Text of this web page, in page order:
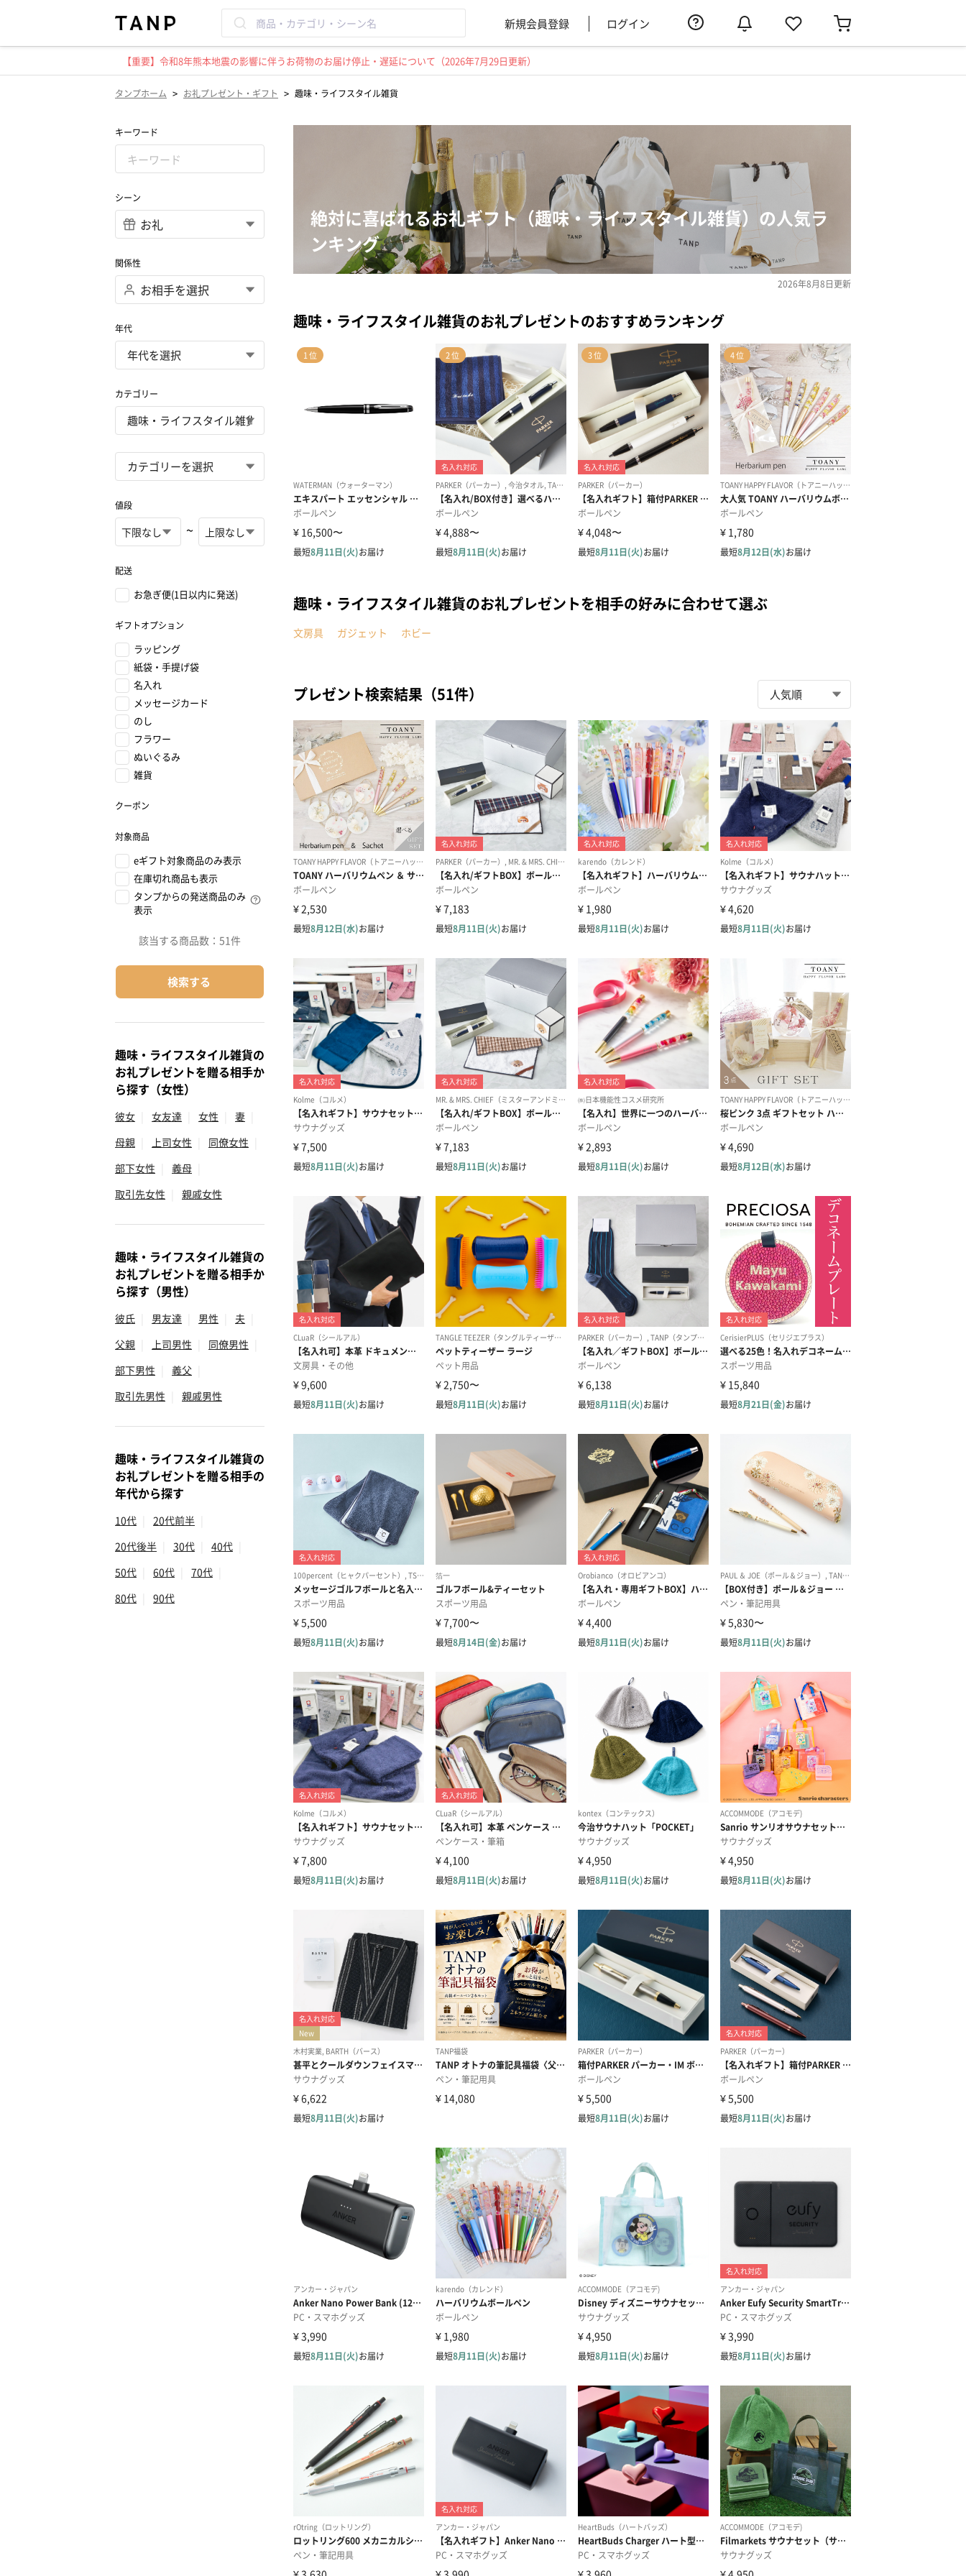
新規会員登録 ログイン
【重要】令和8年熊本地震の影響に伴うお荷物のお届け停止・遅延について（2026年7月29日更新）
タンプホーム > お礼プレゼント・ギフト > 趣味・ライフスタイル雑貨
キーワード
シーン
関係性
年代
カテゴリー
値段
~
配送
お急ぎ便(1日以内に発送)
ギフトオプション
ラッピング
紙袋・手提げ袋
名入れ
メッセージカード
のし
フラワー
ぬいぐるみ
雑貨
クーポン
対象商品
eギフト対象商品のみ表示
在庫切れ商品も表示
タンプからの発送商品のみ
表示
該当する商品数： 51件
検索する
趣味・ライフスタイル雑貨の
お礼プレゼントを贈る相手か
ら探す（女性）
彼女 女友達 女性 妻
母親
上司女性 同僚女性
部下女性
義母
取引先女性
親戚女性
趣味・ライフスタイル雑貨の
お礼プレゼントを贈る相手か
ら探す（男性）
彼氏 男友達 男性 夫
父親
上司男性 同僚男性
部下男性
義父
取引先男性
親戚男性
趣味・ライフスタイル雑貨の
お礼プレゼントを贈る相手の
年代から探す
10代 20代前半
20代後半
30代 40代
50代
60代 70代
80代
90代
絶対に喜ばれるお礼ギフト（趣味・ライフスタイル雑貨）の人気ラ
ンキング
2026年8月8日更新
趣味・ライフスタイル雑貨のお礼プレゼントのおすすめランキング
趣味・ライフスタイル雑貨のお礼プレゼントを相手の好みに合わせて選ぶ
文房具 ガジェット ホビー
プレゼント検索結果（51件）